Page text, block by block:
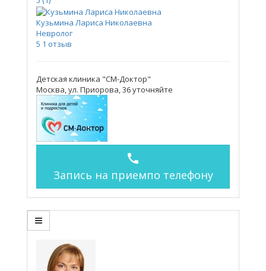
Кузьмина Лариса Николаевна
Невролог
5 1 отзыв
Детская клиника "СМ-Доктор"
Москва, ул. Приорова, 36уточняйте
call
Запись на приемпо телефону